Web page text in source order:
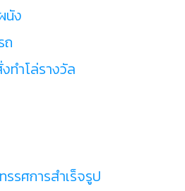
นัง
ถ
ทำโล่รางวัล
รศการสำเร็จรูป